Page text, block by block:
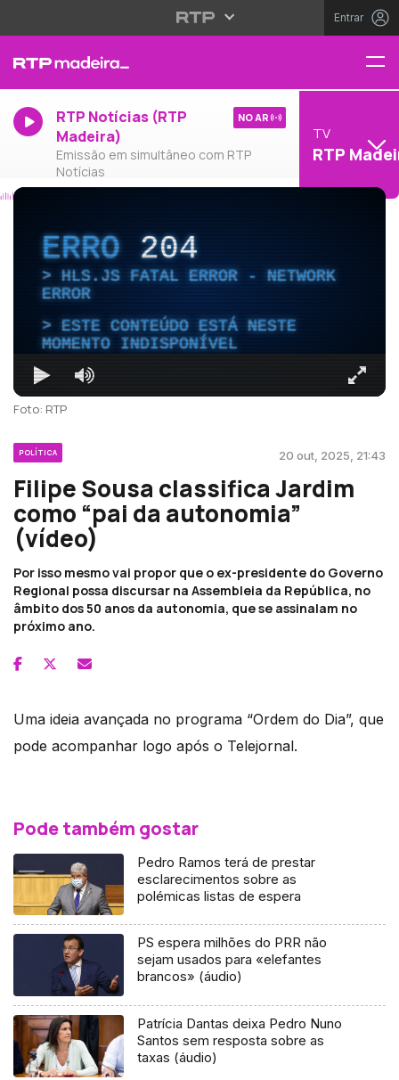
Entrar
RTP Notícias (RTP
Madeira)
Emissão em simultâneo com RTP
Notícias
NO AR
TV
RTP
ERRO204
HLS.JS FATAL ERROR - NETWORK
ERROR
ESTE CONTEÚDO ESTÁ NESTE
MOMENTO INDISPONÍVEL
Foto: RTP
POLÍTICA 20 out, 2025, 21:43
Filipe Sousa classifica Jardim
como “pai da autonomia”
(vídeo)
Por isso mesmo vai propor que o ex-presidente do Governo
Regional possa discursar na Assembleia da República, no
âmbito dos 50 anos da autonomia, que se assinalam no
próximo ano.
Uma ideia avançada no programa “Ordem do Dia”, que
pode acompanhar logo após o Telejornal.
Pode também gostar
Pedro Ramos terá de prestar
esclarecimentos sobre as
polémicas listas de espera
PS espera milhões do PRR não
sejam usados para «elefantes
brancos» (áudio)
Patrícia Dantas deixa Pedro Nuno
Santos sem resposta sobre as
taxas (áudio)